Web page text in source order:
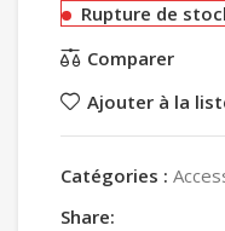
Rupture de
Comparer
Ajouter à la
Catégories :
Share: